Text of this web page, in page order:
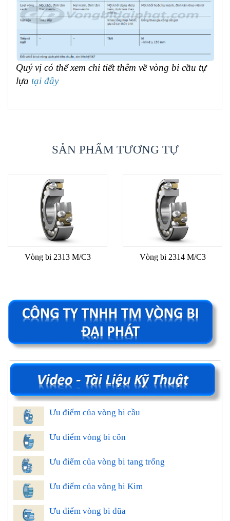
Quý vị có thể xem chi tiết thêm về vòng bi cầu tự
lựa tại đây
SẢN PHẨM TƯƠNG TỰ
Vòng bi 2313 M/C3 Vòng bi 2314 M/C3
Ưu điểm của vòng bi cầu
Ưu điểm vòng bi côn
Ưu điểm của vòng bi tang trống
Ưu điểm của vòng bi Kim
Ưu điểm vòng bi đũa